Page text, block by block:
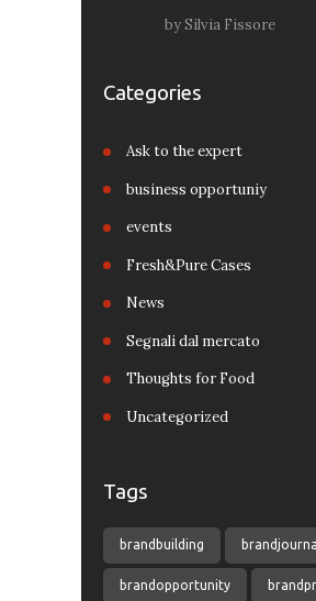
bySilvia Fissore
Categories
Ask to the expert
business opportuniy
events
Fresh&Pure Cases
News
Segnali dal mercato
Thoughts for Food
Uncategorized
Tags
brandbuilding
brandopportunity